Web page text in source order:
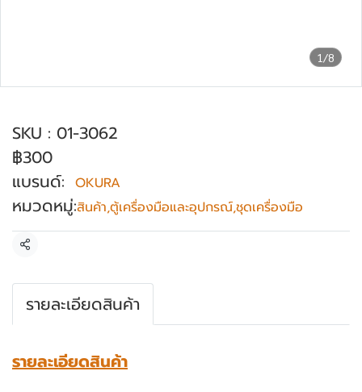
1/8
SKU : 01-3062
฿300
แบรนด์: OKURA
หมวดหมู่:สินค้า,ตู้เครื่องมือและอุปกรณ์,ชุดเครื่องมือ
แชร์
รายละเอียดสินค้า
รายละเอียดสินค้า